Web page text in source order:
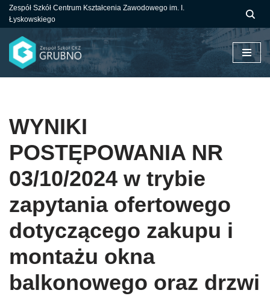
do
treści
Zespół Szkół Centrum Kształcenia Zawodowego im. I.
Łyskowskiego
WYNIKI
POSTĘPOWANIA NR
03/10/2024 w trybie
zapytania ofertowego
dotyczącego zakupu i
montażu okna
balkonowego oraz drzwi